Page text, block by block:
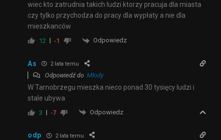
wiec kto zatrudnia takich ludzi ktorzy pracuja dla miasta
czy tylko przychodza do pracy dla wypłaty a nie dla
mieszkanców
12 -1 Odpowiedz
As 2 lata temu
Odpowiedź do Młody
W Tarnobrzegu mieszka nieco ponad 30 tysięcy ludzi i
stale ubywa
3 -7 Odpowiedz
odp 2 lata temu